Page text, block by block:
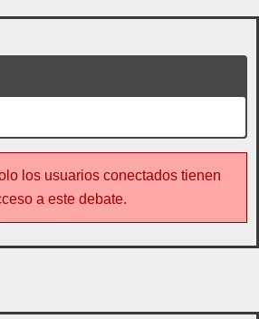
los usuarios conectados tienen
a este debate.